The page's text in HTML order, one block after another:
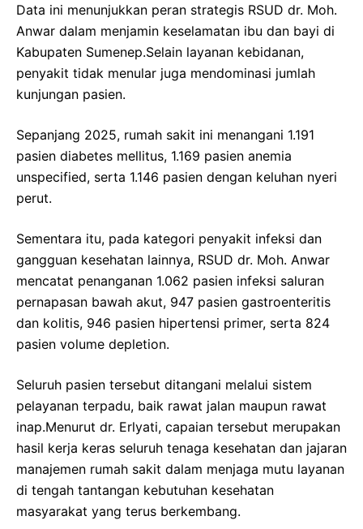
Data ini menunjukkan peran strategis RSUD dr. Moh.
Anwar dalam menjamin keselamatan ibu dan bayi di
Kabupaten Sumenep.Selain layanan kebidanan,
penyakit tidak menular juga mendominasi jumlah
kunjungan pasien.
Sepanjang 2025, rumah sakit ini menangani 1.191
pasien diabetes mellitus, 1.169 pasien anemia
unspecified, serta 1.146 pasien dengan keluhan nyeri
perut.
Sementara itu, pada kategori penyakit infeksi dan
gangguan kesehatan lainnya, RSUD dr. Moh. Anwar
mencatat penanganan 1.062 pasien infeksi saluran
pernapasan bawah akut, 947 pasien gastroenteritis
dan kolitis, 946 pasien hipertensi primer, serta 824
pasien volume depletion.
Seluruh pasien tersebut ditangani melalui sistem
pelayanan terpadu, baik rawat jalan maupun rawat
inap.Menurut dr. Erlyati, capaian tersebut merupakan
hasil kerja keras seluruh tenaga kesehatan dan jajaran
manajemen rumah sakit dalam menjaga mutu layanan
di tengah tantangan kebutuhan kesehatan
masyarakat yang terus berkembang.